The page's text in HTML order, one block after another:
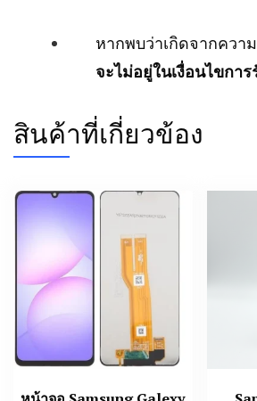
หากพบว่าเกิดจากควา
จะไม่อยู่ในเงื่อนไขกา
สินค้าที่เกี่ยวข้อง